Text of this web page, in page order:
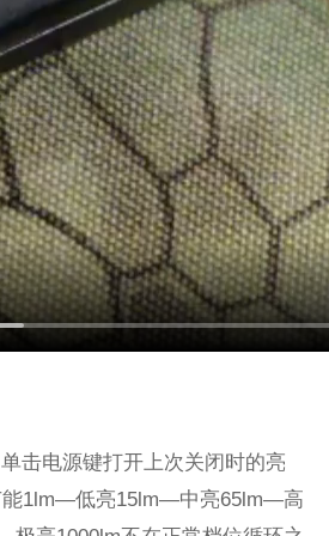
击电源键打开上次关闭时的亮
能1lm—低亮15lm—中亮65lm—高